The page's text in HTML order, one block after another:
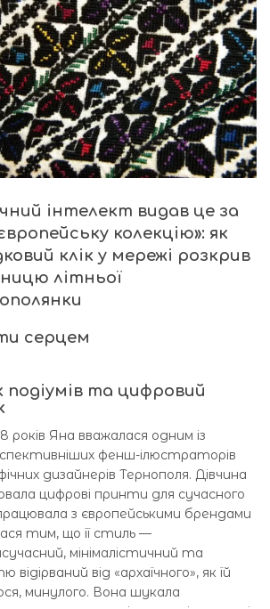
інтелект видав це за
колекцію»: як
клік у мережі розкрив
літньої
серцем
подіумів та цифровий
років Яна вважалася одним із
фенш-ілюстраторів
дизайнерів Тернополя. Дівчина
цифрові принти для сучасного
з європейськими брендами
тим, що її стиль —
мінімалістичний та
відірваний від «архаїчного», як їй
минулого. Вона шукала